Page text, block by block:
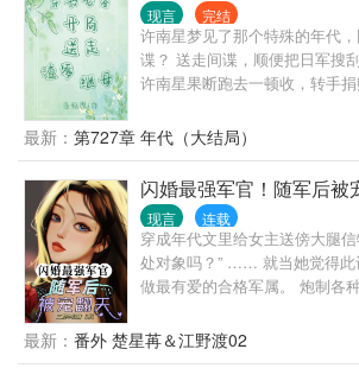
现言 完结
许南星梦见了那个特殊的年代
谍？ 送走间谍，顺便把日军搜
许南星果断跑去一顿收，转手
最新： 第727章 年代（大结局）
闪婚最强军官！随军后被
现言 连载
穿成年代文里给女主送傍大腿
处对象吗？” …… 就当她觉得此
做最有爱的合格军属。 炮制各
最新： 番外 楚星苒＆江野渡02